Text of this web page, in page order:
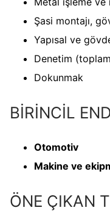
Şasi montajı,
Yapısal ve
Denetim
Dokunmak
BİRİNCİL
Otomotiv
Makine ve
ÖNE ÇIKAN